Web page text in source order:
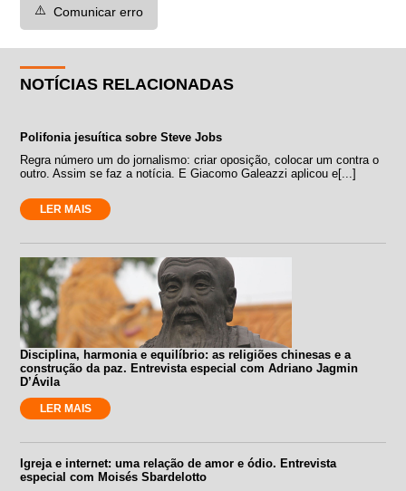
⚠️ Comunicar erro
NOTÍCIAS RELACIONADAS
Polifonia jesuítica sobre Steve Jobs
Regra número um do jornalismo: criar oposição, colocar um contra o
outro. Assim se faz a notícia. E Giacomo Galeazzi aplicou e[...]
LER MAIS
Disciplina, harmonia e equilíbrio: as religiões chinesas e a
construção da paz. Entrevista especial com Adriano Jagmin
D’Ávila
LER MAIS
Igreja e internet: uma relação de amor e ódio. Entrevista
especial com Moisés Sbardelotto